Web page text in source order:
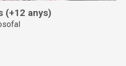
(+12 anys)